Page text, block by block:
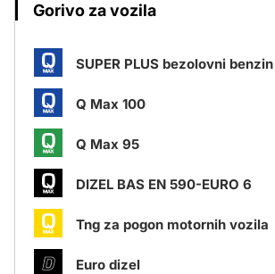
Gorivo za vozila
SUPER PLUS bezolovni
Q Max 100
Q Max 95
DIZEL BAS EN 590-EURO 6
Tng za pogon motornih vozila
Euro dizel